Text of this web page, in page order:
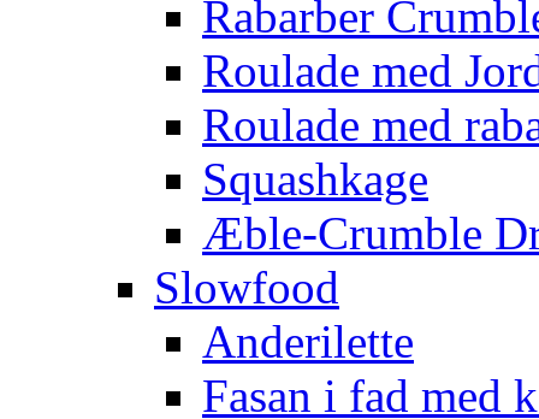
Rabarber
Roulade med
Roulade med
Squashkage
Æble-Crumble
Slowfood
Anderilette
Fasan i fad med